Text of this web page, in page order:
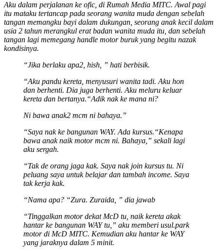
Aku dalam perjalanan ke ofic, di Rumah Media MITC. Awal pagi
itu mataku tertancap pada seorang wanita muda dengan sebelah
tangan memangku bayi dalam dukungan, seorang anak kecil dalam
usia 2 tahun merangkul erat badan wanita muda itu, dan sebelah
tangan lagi memegang handle motor buruk yang begitu nazak
kondisinya.
“Jika berlaku apa2, hish, ” hati berbisik.
“Aku pandu kereta, menyusuri wanita tadi. Aku hon
dan berhenti. Dia juga berhenti. Aku meluru keluar
kereta dan bertanya.“Adik nak ke mana ni?
Ni bawa anak2 mcm ni bahaya.”
“Saya nak ke bangunan WAY. Ada kursus.“Kenapa
bawa anak naik motor mcm ni. Bahaya,” sekali lagi
aku sergah.
“Tak de orang jaga kak. Saya nak join kursus tu. Ni
peluang saya untuk belajar dan tambah income. Saya
tak kerja kak.
“Nama apa? “Zura. Zuraida, ” dia jawab
“Tinggalkan motor dekat McD tu, naik kereta akak
hantar ke bangunan WAY tu,” aku memberi usul.park
motor di McD MITC. Kemudian aku hantar ke WAY
yang jaraknya dalam 5 minit.